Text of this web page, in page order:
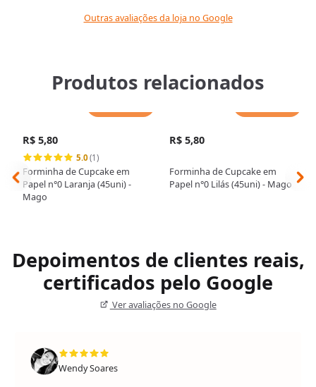
Outras avaliações da loja no Google
Produtos relacionados
R$ 5,80
5.0(1)
Forminha de Cupcake em
Papel n°0 Laranja (45uni) -
Mago
R$ 5,80
Forminha de Cupcake em
Papel n°0 Lilás (45uni) - Mago
Depoimentos de clientes reais,
certificados pelo Google
Ver avaliações no Google
Wendy Soares